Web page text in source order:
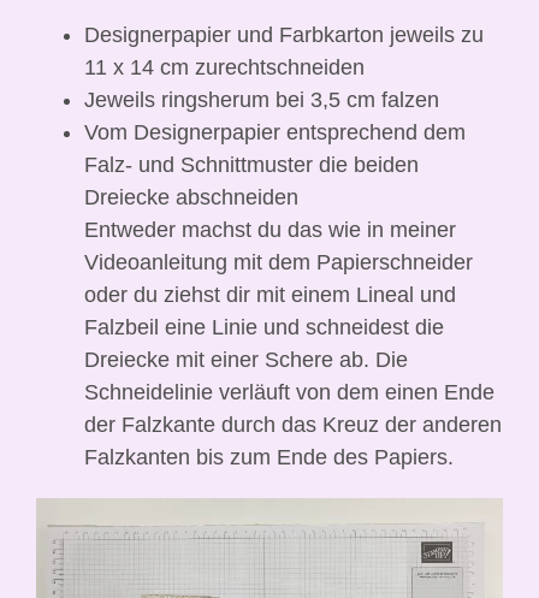
Designerpapier und Farbkarton jeweils zu
11 x 14 cm zurechtschneiden
Jeweils ringsherum bei 3,5 cm falzen
Vom Designerpapier entsprechend dem
Falz- und Schnittmuster die beiden
Dreiecke abschneiden
Entweder machst du das wie in meiner
Videoanleitung mit dem Papierschneider
oder du ziehst dir mit einem Lineal und
Falzbeil eine Linie und schneidest die
Dreiecke mit einer Schere ab. Die
Schneidelinie verläuft von dem einen Ende
der Falzkante durch das Kreuz der anderen
Falzkanten bis zum Ende des Papiers.